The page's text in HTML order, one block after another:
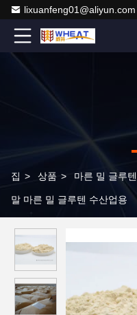
lixuanfeng01@aliyun.com
집 > 상품 > 마른 밀 글루텐
말 마른 밀 글루텐 수산업용